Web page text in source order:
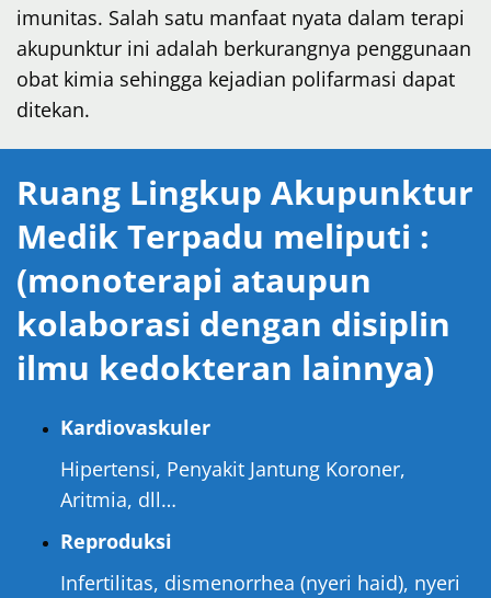
imunitas. Salah satu manfaat nyata dalam terapi
akupunktur ini adalah berkurangnya penggunaan
obat kimia sehingga kejadian polifarmasi dapat
ditekan.
Ruang Lingkup Akupunktur
Medik Terpadu meliputi :
(monoterapi ataupun
kolaborasi dengan disiplin
ilmu kedokteran lainnya)
Kardiovaskuler
Hipertensi, Penyakit Jantung Koroner,
Aritmia, dll…
Reproduksi
Infertilitas, dismenorrhea (nyeri haid), nyeri